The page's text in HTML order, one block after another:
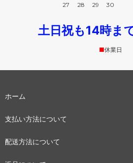
27
28 29 30
土日祝も14時ま
■休業日
ホーム
支払い方法について
配送方法について